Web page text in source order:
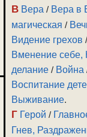
В Вера / Вера в
магическая /
Видение грехов /
Вменение
делание / Война
Воспитание
Выживание.
Г Герой /
Гнев,